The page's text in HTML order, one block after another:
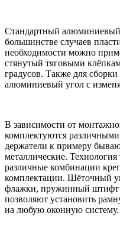
Стандартный
большинстве случаев
необходимости можно
стянутый тяговыми
градусов. Также для
алюминиевый угол с
В зависимости от
комплектуются
держатели к примеру
металлические.
различные комбинации
комплектации. Шёточный
флажки, пружинный штифт
позволяют установить
на любую оконную систему.